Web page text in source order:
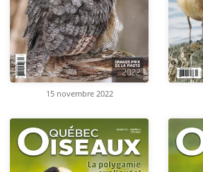
15 novembre 2022